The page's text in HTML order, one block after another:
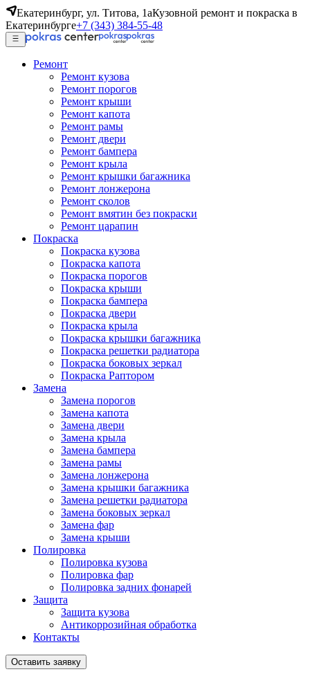
Екатеринбург, ул. Титова, 1аКузовной ремонт и покраска в
Екатеринбурге+7 (343) 384-55-48
Ремонт
Ремонт кузова
Ремонт порогов
Ремонт крыши
Ремонт капота
Ремонт рамы
Ремонт двери
Ремонт бампера
Ремонт крыла
Ремонт крышки багажника
Ремонт лонжерона
Ремонт сколов
Ремонт вмятин без покраски
Ремонт царапин
Покраска
Покраска кузова
Покраска капота
Покраска порогов
Покраска крыши
Покраска бампера
Покраска двери
Покраска крыла
Покраска крышки багажника
Покраска решетки радиатора
Покраска боковых зеркал
Покраска Раптором
Замена
Замена порогов
Замена капота
Замена двери
Замена крыла
Замена бампера
Замена рамы
Замена лонжерона
Замена крышки багажника
Замена решетки радиатора
Замена боковых зеркал
Замена фар
Замена крыши
Полировка
Полировка кузова
Полировка фар
Полировка задних фонарей
Защита
Защита кузова
Антикоррозийная обработка
Контакты
Оставить заявку